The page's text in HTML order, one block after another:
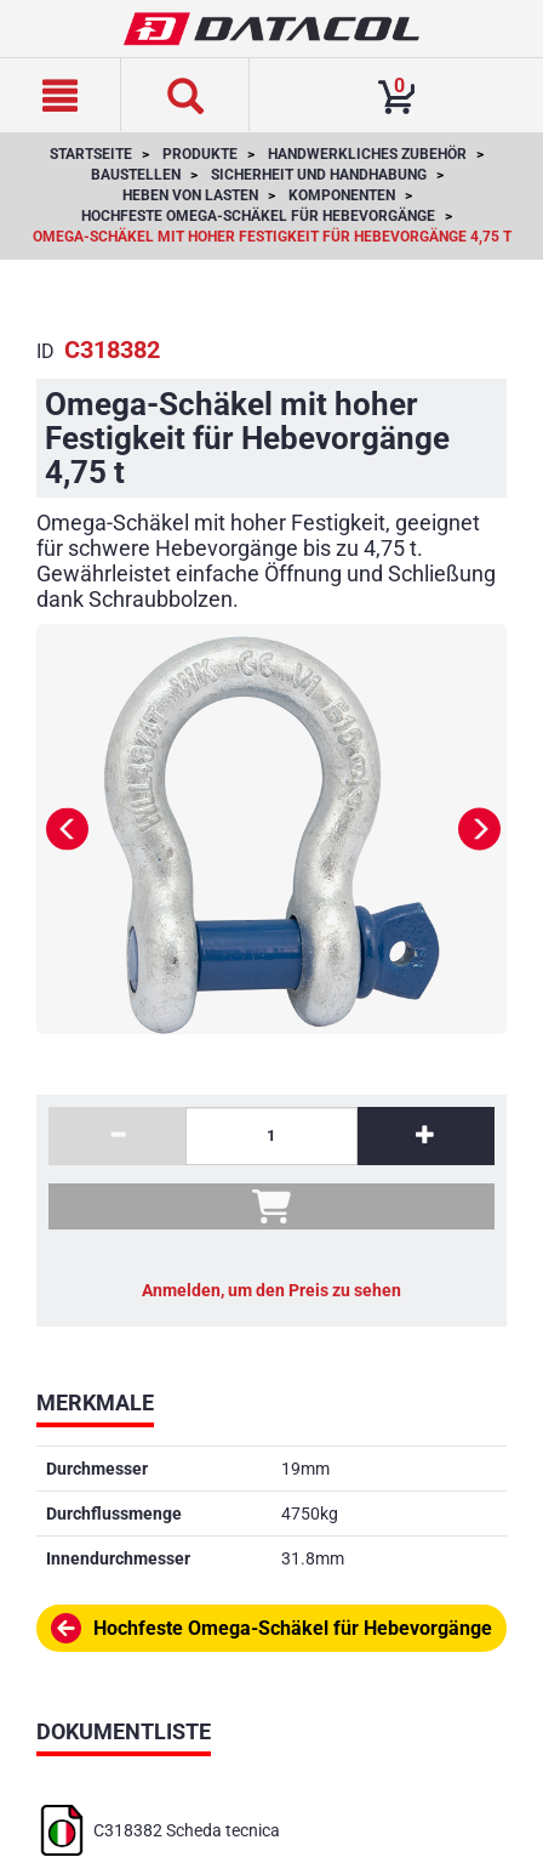
0
STARTSEITE PRODUKTE
HANDWERKLICHES ZUBEHÖR
BAUSTELLEN
SICHERHEIT UND HANDHABUNG
HEBEN VON LASTEN
KOMPONENTEN
HOCHFESTE OMEGA-SCHÄKEL FÜR HEBEVORGÄNGE
OMEGA-SCHÄKEL MIT HOHER FESTIGKEIT FÜR HEBEVORGÄNGE 4,75 T
ID C318382
Omega-Schäkel mit hoher
Festigkeit für Hebevorgänge
4,75 t
Omega-Schäkel mit hoher Festigkeit, geeignet
für schwere Hebevorgänge bis zu 4,75 t.
Gewährleistet einfache Öffnung und Schließung
dank Schraubbolzen.
MERKMALE
Durchmesser 19mm
Durchflussmenge 4750kg
Innendurchmesser 31.8mm
Hochfeste Omega-Schäkel für Hebevorgänge
Anmelden, um den Preis zu sehen
DOKUMENTLISTE
C318382 Scheda tecnica